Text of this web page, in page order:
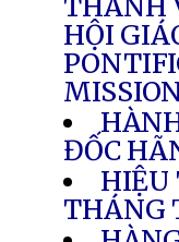
THÁNH
HỘI
ĐỐC
HIỆU
THÁNG